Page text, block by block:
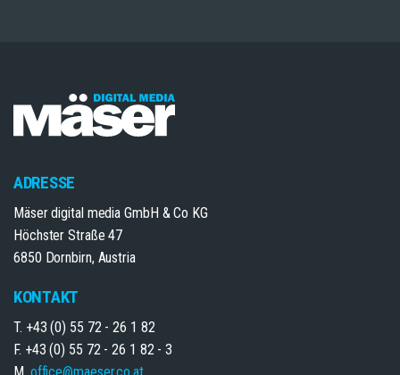
ADRESSE
Mäser digital media GmbH & Co KG
Höchster Straße 47
6850 Dornbirn, Austria
KONTAKT
T. +43 (0) 55 72 - 26 1 82
F. +43 (0) 55 72 - 26 1 82 - 3